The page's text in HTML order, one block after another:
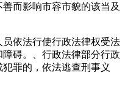
而影响市容市貌的该当及
依法行使行政法律权受法
碍。、行政法律部分行政
罪的，依法逃查刑事义